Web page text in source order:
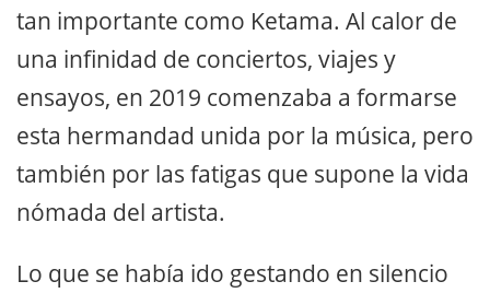
tan importante como Ketama. Al calor de
una infinidad de conciertos, viajes y
ensayos, en 2019 comenzaba a formarse
esta hermandad unida por la música, pero
también por las fatigas que supone la vida
nómada del artista.
Lo que se había ido gestando en silencio